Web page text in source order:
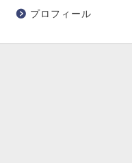
プロフィール